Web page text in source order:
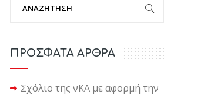
ΠΡΟΣΦΑΤΑ ΑΡΘΡΑ
Σχόλιο της νΚΑ με αφορμή την